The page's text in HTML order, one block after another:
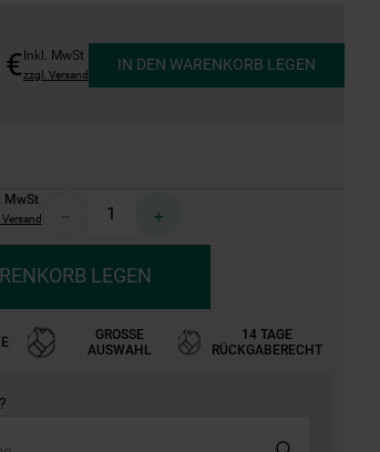
€ Inkl. MwSt
zzgl. Versand
IN DEN WARENKORB LEGEN
MwSt
＋
LEGEN
GROSSE A
USWAHL
14 TAGE
RÜCKGABERECHT